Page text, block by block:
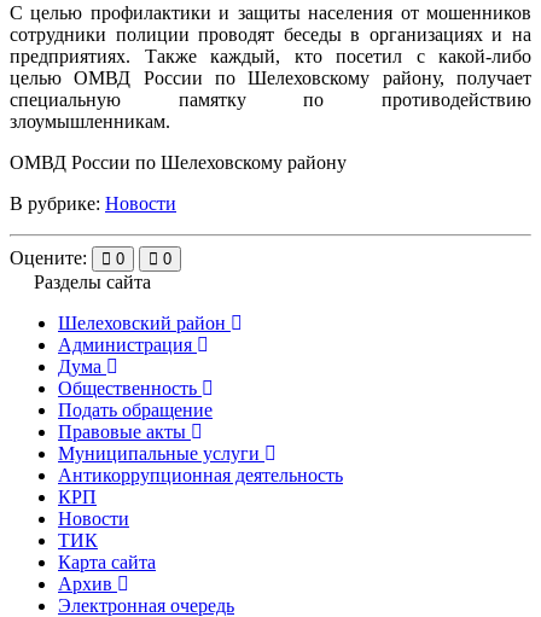
С целью профилактики и защиты населения от мошенников
сотрудники полиции проводят беседы в организациях и на
предприятиях. Также каждый, кто посетил с какой-либо
целью ОМВД России по Шелеховскому району, получает
специальную памятку по противодействию
злоумышленникам.
ОМВД России по Шелеховскому району
В рубрике: Новости
Оцените: 0 0
Разделы сайта
Шелеховский район
Администрация
Дума
Общественность
Подать обращение
Правовые акты
Муниципальные услуги
Антикоррупционная деятельность
КРП
Новости
ТИК
Карта сайта
Архив
Электронная очередь